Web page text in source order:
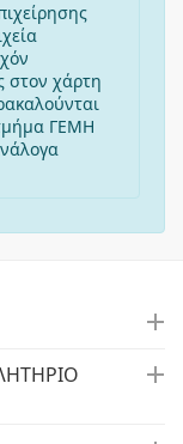
στον χάρτη
ΓΕΜΗ